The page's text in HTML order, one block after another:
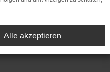
in einem anderen
Alle akzeptieren